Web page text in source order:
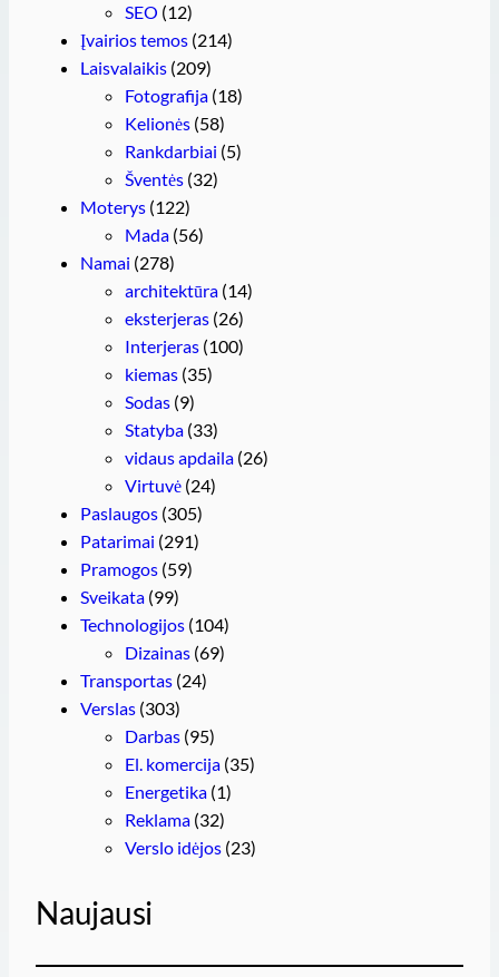
SEO (12)
Įvairios temos (214)
Laisvalaikis (209)
Fotografija (18)
Kelionės (58)
Rankdarbiai (5)
Šventės (32)
Moterys (122)
Mada (56)
Namai (278)
architektūra (14)
eksterjeras (26)
Interjeras (100)
kiemas (35)
Sodas (9)
Statyba (33)
vidaus apdaila (26)
Virtuvė (24)
Paslaugos (305)
Patarimai (291)
Pramogos (59)
Sveikata (99)
Technologijos (104)
Dizainas (69)
Transportas (24)
Verslas (303)
Darbas (95)
El. komercija (35)
Energetika (1)
Reklama (32)
Verslo idėjos (23)
Naujausi